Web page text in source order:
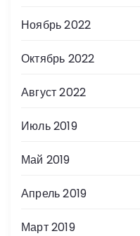
Ноябрь 2022
Октябрь 2022
Август 2022
Июль 2019
Май 2019
Апрель 2019
Март 2019